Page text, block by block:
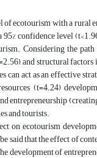
ecotourism with a
confidence level
Considering the
and structural
act as an effective
(t=4.24)
and tourists.
on ecotourism
said that the effect of
development of